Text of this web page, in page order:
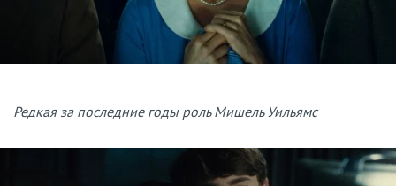
Редкая за последние годы роль Мишель Уильямс